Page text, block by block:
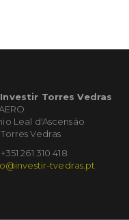
Torres Vedras
Leal d'Ascensão
Vedras
261 310 418
tvedras.pt